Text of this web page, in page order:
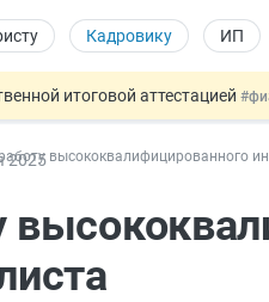
Кадровику ИП
итоговой аттестацией
лоты электроники в
заменить банковской
высококвалифицированного
2025